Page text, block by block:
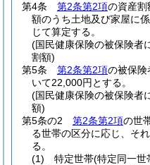
第4条
第2条第2項の資産割
額のうち土地及び家屋に
じて算定する。
(国民健康保険の被保険者
割額)
第5条
第2条第2項の被保険
いて22,000円とする。
(国民健康保険の被保険者
額)
第5条の2
第2条第2項の世
る世帯の区分に応じ、そ
る。
(1)
特定世帯(特定同一世